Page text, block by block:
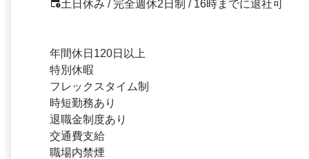
土日休み / 完全週休2日制 / 16時までに退社可
年間休日120日以上
特別休暇
フレックスタイム制
時短勤務あり
退職金制度あり
交通費支給
職場内禁煙